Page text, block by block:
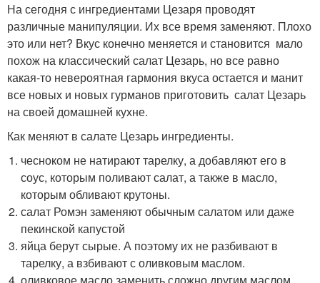
На сегодня с ингредиентами Цезаря проводят
различные манипуляции. Их все время заменяют. Плохо
это или нет? Вкус конечно меняется и становится мало
похож на классический салат Цезарь, но все равно
какая-то невероятная гармония вкуса остается и манит
все новых и новых гурманов приготовить салат Цезарь
на своей домашней кухне.
Как меняют в салате Цезарь ингредиенты.
чесноком не натирают тарелку, а добавляют его в
соус, которым поливают салат, а также в масло,
которым обливают крутоны.
салат Ромэн заменяют обычным салатом или даже
пекинской капустой
яйца берут сырые. А поэтому их не разбивают в
тарелку, а взбивают с оливковым маслом.